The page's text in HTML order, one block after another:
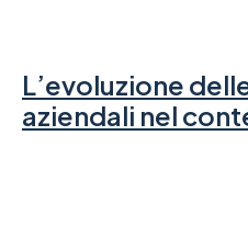
L’evoluzione
aziendali nel